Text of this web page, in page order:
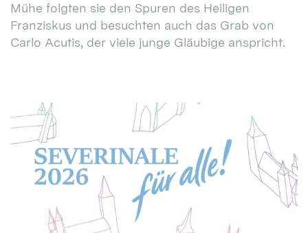
Mühe folgten sie den Spuren des Heiligen
Franziskus und besuchten auch das Grab von
Carlo Acutis, der viele junge Gläubige anspricht.